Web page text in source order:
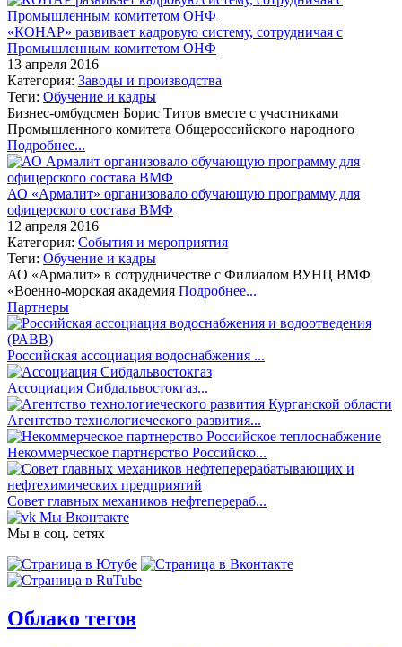
«КОНАР» развивает кадровую систему, сотрудничая с
Промышленным комитетом ОНФ
13 апреля 2016
Категория: Заводы и производства
Теги: Обучение и кадры
Бизнес-омбудсмен Борис Титов вместе с участниками
Промышленного комитета Общероссийского народного
Подробнее...
АО «Армалит» организовало обучающую программу для
офицерского состава ВМФ
12 апреля 2016
Категория: События и мероприятия
Теги: Обучение и кадры
АО «Армалит» в сотрудничестве с Филиалом ВУНЦ ВМФ
«Военно-морская академия Подробнее...
Партнеры
Российская ассоциация водоснабжения ...
Ассоциация Сибдальвостокгаз...
Агентство технологиеческого развития...
Некоммерческое партнерство Российско...
Совет главных механиков нефтеперераб...
Мы Вконтакте
Мы в соц. сетях
Облако тегов